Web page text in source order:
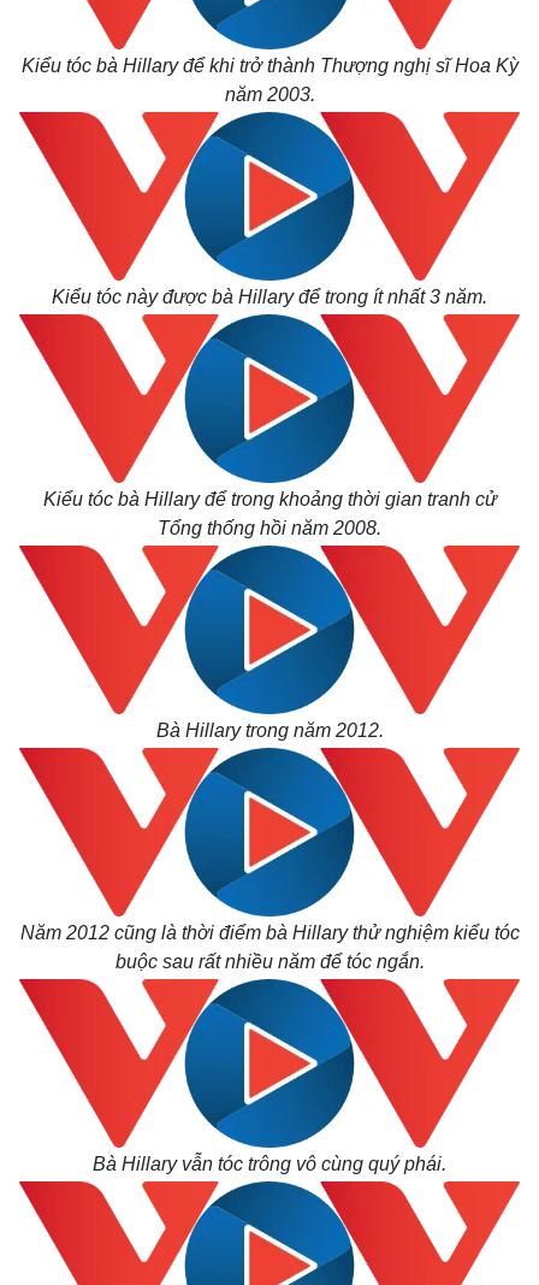
Bất động sản
Khởi nghiệp
Thị trường
Giá vàng
Tiêu dùng
Tỷ giá
Chứng khoán
Giá cà phê
Kiểu tóc bà Hillary để khi trở thành Thượng nghị sĩ Hoa Kỳ
năm 2003.
Kiểu tóc này được bà Hillary để trong ít nhất 3 năm.
Kiểu tóc bà Hillary để trong khoảng thời gian tranh cử
Tổng thống hồi năm 2008.
Bà Hillary trong năm 2012.
Năm 2012 cũng là thời điểm bà Hillary thử nghiệm kiểu tóc
buộc sau rất nhiều năm để tóc ngắn.
Bà Hillary vẫn tóc trông vô cùng quý phái.